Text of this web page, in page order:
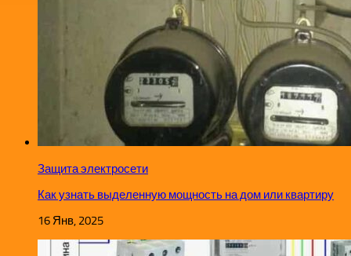
Защита электросети
Как узнать выделенную мощность на дом или квартиру
16 Янв, 2025